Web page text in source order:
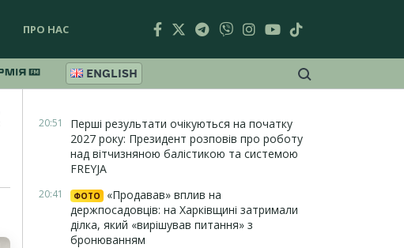
ПРО НАС
ENGLISH
20:51
Перші результати очікуються на початку
2027 року: Президент розповів про роботу
над вітчизняною балістикою та системою
FREYJA
20:41 ФОТО
«Продавав» вплив на
держпосадовців: на Харківщині затримали
ділка, який «вирішував питання» з
бронюванням